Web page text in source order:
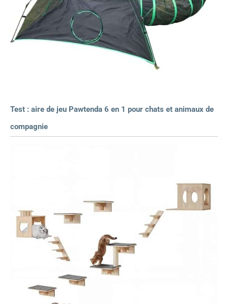
Test : aire de jeu Pawtenda 6 en 1 pour chats et animaux de
compagnie